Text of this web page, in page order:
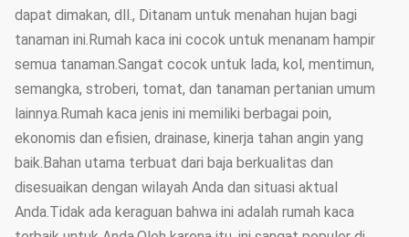
dapat dimakan, dll., Ditanam untuk menahan hujan bagi
tanaman ini.Rumah kaca ini cocok untuk menanam hampir
semua tanaman.Sangat cocok untuk lada, kol, mentimun,
semangka, stroberi, tomat, dan tanaman pertanian umum
lainnya.Rumah kaca jenis ini memiliki berbagai poin,
ekonomis dan efisien, drainase, kinerja tahan angin yang
baik.Bahan utama terbuat dari baja berkualitas dan
disesuaikan dengan wilayah Anda dan situasi aktual
Anda.Tidak ada keraguan bahwa ini adalah rumah kaca